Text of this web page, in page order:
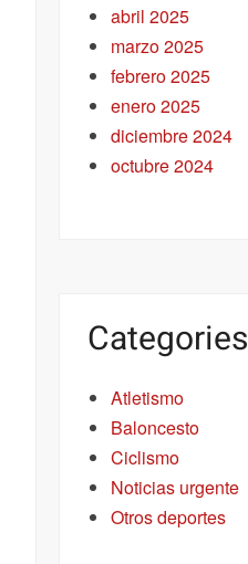
abril 2025
marzo 2025
febrero 2025
enero 2025
diciembre 2024
octubre 2024
Categories
Atletismo
Baloncesto
Ciclismo
Noticias urgente
Otros deportes